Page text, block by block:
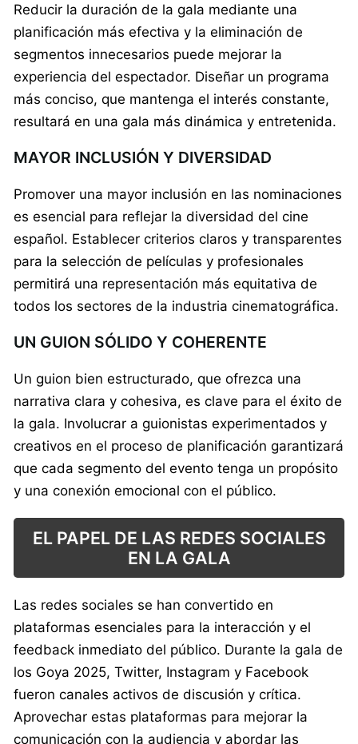
Reducir la duración de la gala mediante una
planificación más efectiva y la eliminación de
segmentos innecesarios puede mejorar la
experiencia del espectador. Diseñar un programa
más conciso, que mantenga el interés constante,
resultará en una gala más dinámica y entretenida.
MAYOR INCLUSIÓN Y DIVERSIDAD
Promover una mayor inclusión en las nominaciones
es esencial para reflejar la diversidad del cine
español. Establecer criterios claros y transparentes
para la selección de películas y profesionales
permitirá una representación más equitativa de
todos los sectores de la industria cinematográfica.
UN GUION SÓLIDO Y COHERENTE
Un guion bien estructurado, que ofrezca una
narrativa clara y cohesiva, es clave para el éxito de
la gala. Involucrar a guionistas experimentados y
creativos en el proceso de planificación garantizará
que cada segmento del evento tenga un propósito
y una conexión emocional con el público.
EL PAPEL DE LAS REDES SOCIALES
EN LA GALA
Las redes sociales se han convertido en
plataformas esenciales para la interacción y el
feedback inmediato del público. Durante la gala de
los Goya 2025, Twitter, Instagram y Facebook
fueron canales activos de discusión y crítica.
Aprovechar estas plataformas para mejorar la
comunicación con la audiencia y abordar las